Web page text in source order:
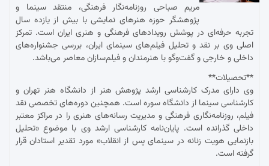
مریم صباحی روزنامه‌نگار فرهنگی، منتقد سینما و
پژوهشگر حوزه هنرهای نمایشی با بیش از یازده سال
تجربه حرفه‌ای در پوشش رویدادهای فرهنگی و هنری ایران است. تمرکز
اصلی وی بر نقد و تحلیل فیلم‌های سینمای ایران، بررسی جشنواره‌های
داخلی و خارجی و گفت‌وگو با هنرمندان و فیلم‌سازان معاصر می‌باشد.
**تحصیلات**
وی دارای مدرک کارشناسی ارشد پژوهش هنر از دانشگاه هنر تهران و
کارشناسی سینما از دانشگاه سوره است. همچنین دوره‌های تخصصی نقد
فیلم، روزنامه‌نگاری فرهنگی و مدیریت رسانه‌های هنری را در مراکز معتبر
داخلی گذرانده است. پایان‌نامه کارشناسی ارشد وی با موضوع «تحلیل
بازنمایی هویت زنانه در سینمای پس از انقلاب» مورد تقدیر استادان قرار
گرفته است.